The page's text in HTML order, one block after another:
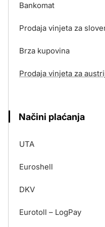
Bankomat
Prodaja vinjeta za
Brza kupovina
Prodaja vinjeta za
Načini plaćanja
UTA
Euroshell
DKV
Eurotoll – LogPay